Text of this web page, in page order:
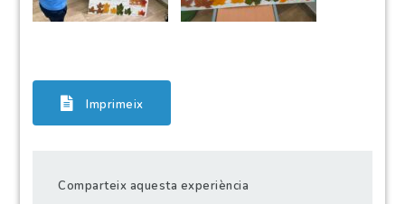
Imprimeix
Comparteix aquesta experiència